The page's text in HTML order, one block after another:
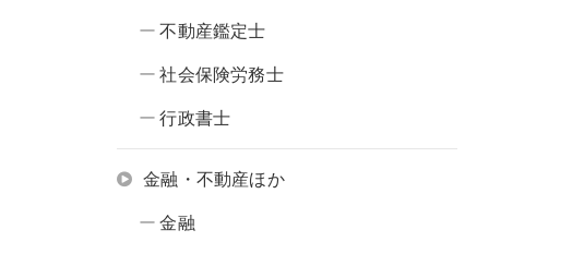
不動産鑑定士
社会保険労務士
行政書士
金融・不動産ほか
金融